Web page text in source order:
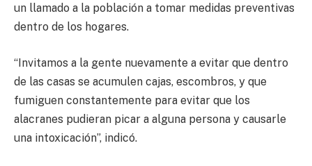
un llamado a la población a tomar medidas preventivas
dentro de los hogares.
“Invitamos a la gente nuevamente a evitar que dentro
de las casas se acumulen cajas, escombros, y que
fumiguen constantemente para evitar que los
alacranes pudieran picar a alguna persona y causarle
una intoxicación”, indicó.